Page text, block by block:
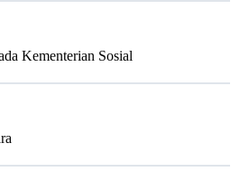
Kementerian Sosial